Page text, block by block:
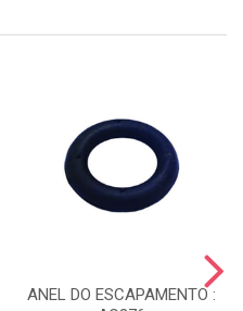
ANEL DO ESCAPAMENTO :